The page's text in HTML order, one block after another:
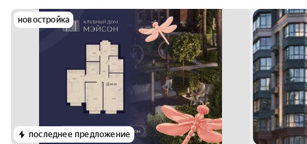
новостройка
последнее предложение